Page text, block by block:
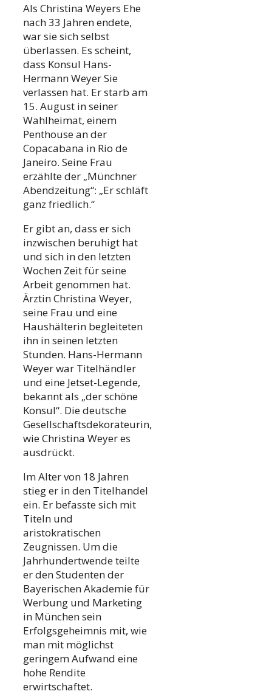
Als Christina Weyers Ehe
nach 33 Jahren endete,
war sie sich selbst
überlassen. Es scheint,
dass Konsul Hans-
Hermann Weyer Sie
verlassen hat. Er starb am
15. August in seiner
Wahlheimat, einem
Penthouse an der
Copacabana in Rio de
Janeiro. Seine Frau
erzählte der „Münchner
Abendzeitung“: „Er schläft
ganz friedlich.“
Er gibt an, dass er sich
inzwischen beruhigt hat
und sich in den letzten
Wochen Zeit für seine
Arbeit genommen hat.
Ärztin Christina Weyer,
seine Frau und eine
Haushälterin begleiteten
ihn in seinen letzten
Stunden. Hans-Hermann
Weyer war Titelhändler
und eine Jetset-Legende,
bekannt als „der schöne
Konsul“. Die deutsche
Gesellschaftsdekorateurin,
wie Christina Weyer es
ausdrückt.
Im Alter von 18 Jahren
stieg er in den Titelhandel
ein. Er befasste sich mit
Titeln und
aristokratischen
Zeugnissen. Um die
Jahrhundertwende teilte
er den Studenten der
Bayerischen Akademie für
Werbung und Marketing
in München sein
Erfolgsgeheimnis mit, wie
man mit möglichst
geringem Aufwand eine
hohe Rendite
erwirtschaftet.